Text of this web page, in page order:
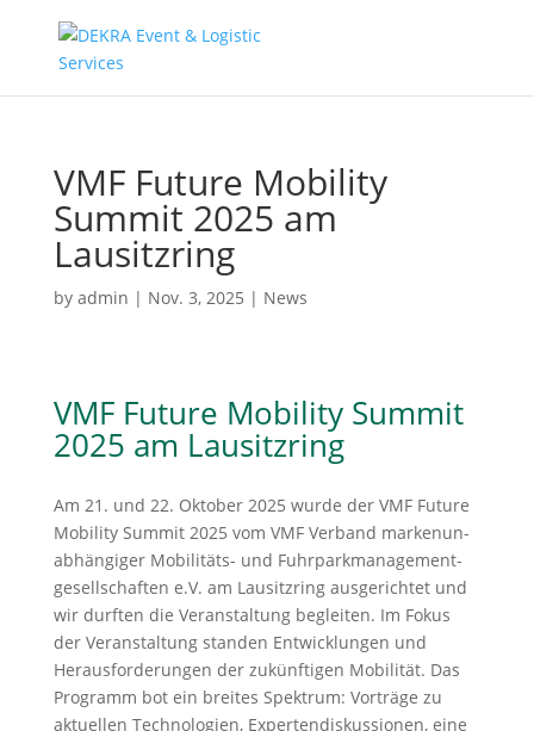
VMF Future Mobility
Summit 2025 am
Lausitzring
by admin | Nov. 3, 2025 | News
VMF Future Mobility Summit
2025 am Lausitzring
Am 21. und 22. Oktober 2025 wurde der VMF Future
Mobility Summit 2025 vom VMF Verband marken­un­
ab­hän­giger Mobilitäts- und Fuhrpark­ma­nage­ment­
ge­sell­schaften e.V. am Lausitzring ausge­richtet und
wir durften die Veran­staltung begleiten. Im Fokus
der Veran­staltung standen Entwick­lungen und
Heraus­for­de­rungen der zukünftigen Mobilität. Das
Programm bot ein breites Spektrum: Vorträge zu
aktuellen Techno­logien, Exper­ten­dis­kus­sionen, eine